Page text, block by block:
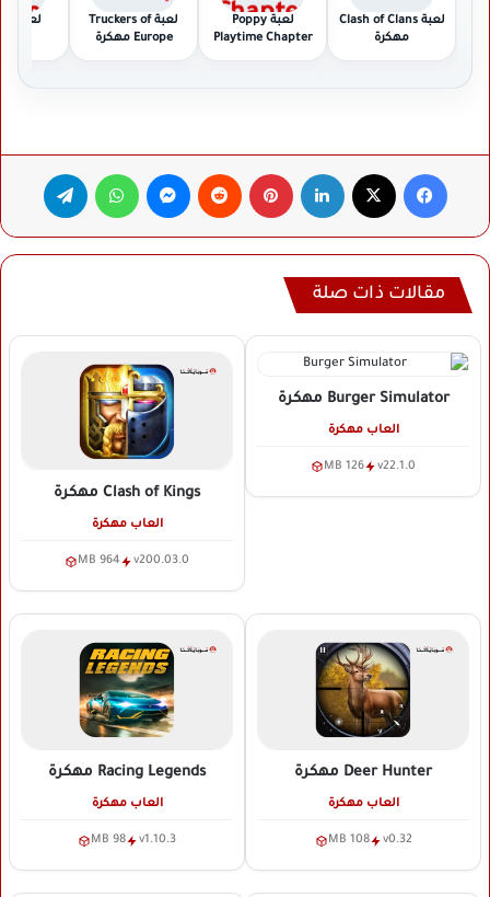
لعبة Clash of Clans
مهكرة
لعبة Poppy
Playtime Chapter
لعبة Truckers of
Europe مهكرة
فيسبوك لينكدإن بينتيريست ماسنجر واتساب
مقالات ذات صلة
Burger Simulator مهكرة
العاب مهكرة
v22.1.0
126 MB
Clash of Kings مهكرة
العاب مهكرة
v200.03.0
964 MB
Deer Hunter مهكرة
العاب مهكرة
v0.32
108 MB
Racing Legends مهكرة
العاب مهكرة
v1.10.3
98 MB